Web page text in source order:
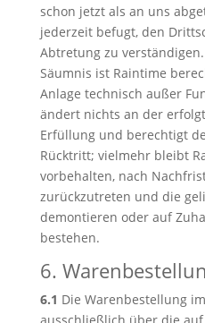
schon jetzt als an uns
jederzeit befugt, den
Abtretung zu
Säumnis ist Raintime
Anlage technisch außer
ändert nichts an der
Erfüllung und berechtigt
Rücktritt; vielmehr bleibt
vorbehalten, nach
zurückzutreten und die
demontieren oder auf
bestehen.
6.
6.1 Die Warenbestellung